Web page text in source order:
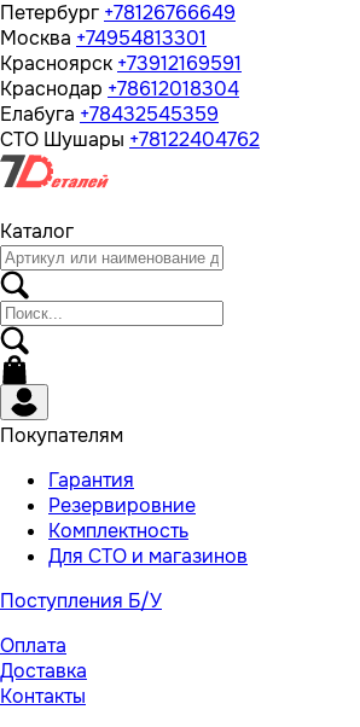
Петербург +78126766649
Москва +74954813301
Красноярск +73912169591
Краснодар +78612018304
Елабуга +78432545359
СТО Шушары +78122404762
Каталог
Покупателям
Гарантия
Резервировние
Комплектность
Для СТО и магазинов
Поступления Б/У
Оплата
Доставка
Контакты